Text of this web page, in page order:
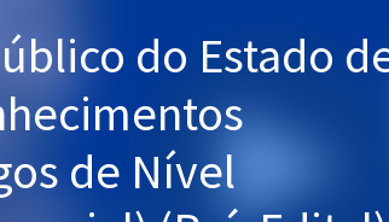
do Estado
de Nível